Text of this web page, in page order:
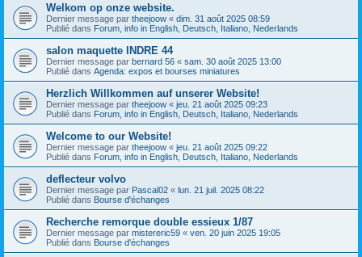
Welkom op onze website.
Dernier message par theejoow « dim. 31 août 2025 08:59
Publié dans Forum, info in English, Deutsch, Italiano, Nederlands
salon maquette INDRE 44
Dernier message par bernard 56 « sam. 30 août 2025 13:00
Publié dans Agenda: expos et bourses miniatures
Herzlich Willkommen auf unserer Website!
Dernier message par theejoow « jeu. 21 août 2025 09:23
Publié dans Forum, info in English, Deutsch, Italiano, Nederlands
Welcome to our Website!
Dernier message par theejoow « jeu. 21 août 2025 09:22
Publié dans Forum, info in English, Deutsch, Italiano, Nederlands
deflecteur volvo
Dernier message par Pascal02 « lun. 21 juil. 2025 08:22
Publié dans Bourse d'échanges
Recherche remorque double essieux 1/87
Dernier message par mistereric59 « ven. 20 juin 2025 19:05
Publié dans Bourse d'échanges